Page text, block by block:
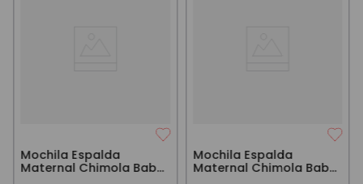
Mochila Espalda
Maternal Chimola Baby
Mochila Espalda
Maternal Chimola Baby